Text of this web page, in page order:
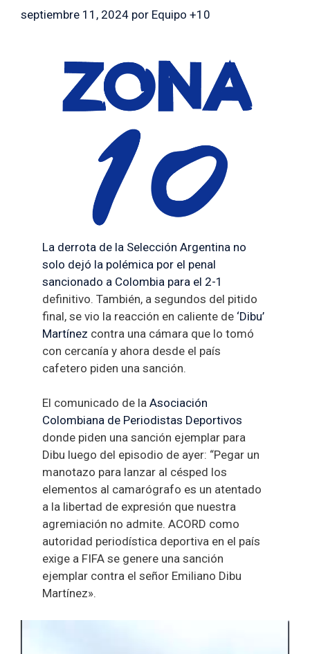
septiembre 11, 2024 por Equipo +10
La derrota de la Selección Argentina no
solo dejó la polémica por el penal
sancionado a Colombia para el 2-1
definitivo. También, a segundos del pitido
final, se vio la reacción en caliente de ‘Dibu’
Martínez contra una cámara que lo tomó
con cercanía y ahora desde el país
cafetero piden una sanción.
El comunicado de laAsociación
Colombiana de Periodistas Deportivos
donde piden una sanción ejemplar para
Dibu luego del episodio de ayer: “Pegar un
manotazo para lanzar al césped los
elementos al camarógrafo es un atentado
a la libertad de expresión que nuestra
agremiación no admite. ACORD como
autoridad periodística deportiva en el país
exige a FIFA se genere una sanción
ejemplar contra el señor Emiliano Dibu
Martínez».